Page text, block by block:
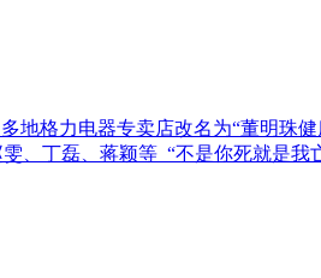
地格力电器专卖店改名为“董明珠健
、丁磊、蒋颖等 “不是你死就是我